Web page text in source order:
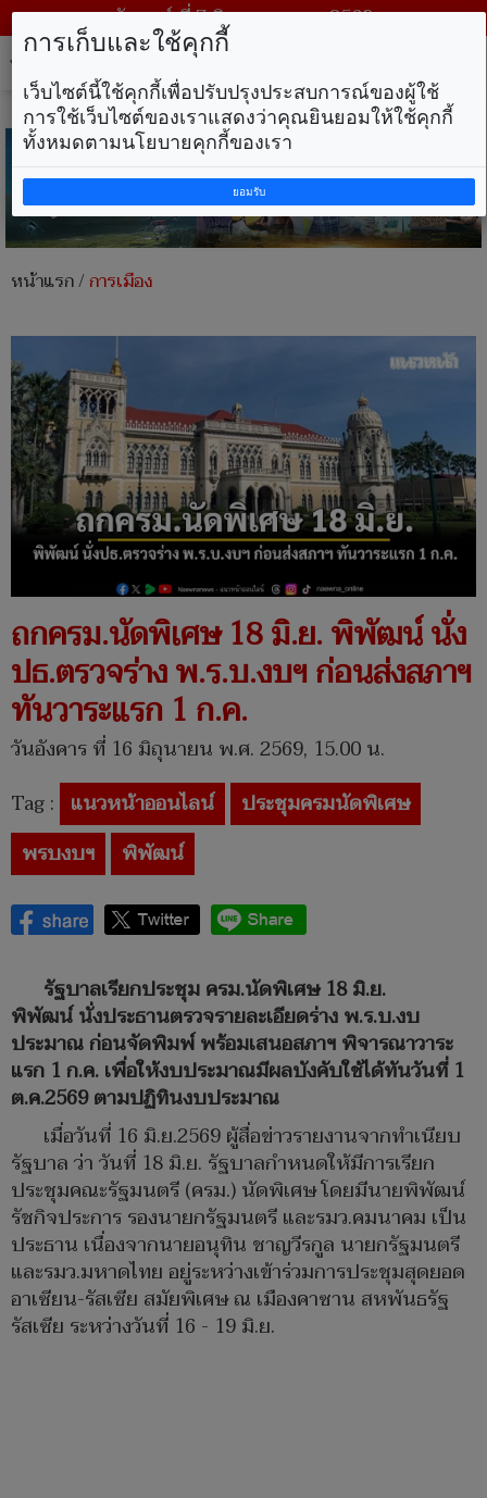
วันศุกร์ ที่ 7 สิงหาคม พ.ศ. 2569
หน้าแรก/การเมือง
ถกครม.นัดพิเศษ 18 มิ.ย. พิพัฒน์ นั่ง
ปธ.ตรวจร่าง พ.ร.บ.งบฯ ก่อนส่งสภาฯ
ทันวาระแรก 1 ก.ค.
วันอังคาร ที่ 16 มิถุนายน พ.ศ. 2569, 15.00 น.
Tag : แนวหน้าออนไลน์
ประชุมครมนัดพิเศษ
พรบงบฯ
พิพัฒน์
รัฐบาลเรียกประชุม ครม.นัดพิเศษ 18 มิ.ย.
พิพัฒน์ นั่งประธานตรวจรายละเอียดร่าง พ.ร.บ.งบ
ประมาณ ก่อนจัดพิมพ์ พร้อมเสนอสภาฯ พิจารณาวาระ
แรก 1 ก.ค. เพื่อให้งบประมาณมีผลบังคับใช้ได้ทันวันที่ 1
ต.ค.2569 ตามปฏิทินงบประมาณ
เมื่อวันที่ 16 มิ.ย.2569 ผู้สื่อข่าวรายงานจากทำเนียบ
รัฐบาล ว่า วันที่ 18 มิ.ย. รัฐบาลกำหนดให้มีการเรียก
ประชุมคณะรัฐมนตรี (ครม.) นัดพิเศษ โดยมีนายพิพัฒน์
รัชกิจประการ รองนายกรัฐมนตรี และรมว.คมนาคม เป็น
ประธาน เนื่องจากนายอนุทิน ชาญวีรกูล นายกรัฐมนตรี
และรมว.มหาดไทย อยู่ระหว่างเข้าร่วมการประชุมสุดยอด
อาเซียน-รัสเซีย สมัยพิเศษ ณ เมืองคาซาน สหพันธรัฐ
รัสเซีย ระหว่างวันที่ 16 - 19 มิ.ย.
การเก็บและใช้คุกกี้
เว็บไซต์นี้ใช้คุกกี้เพื่อปรับปรุงประสบการณ์ของผู้ใช้
การใช้เว็บไซต์ของเราแสดงว่าคุณยินยอมให้ใช้คุกกี้
ทั้งหมดตามนโยบายคุกกี้ของเรา
ยอมรับ